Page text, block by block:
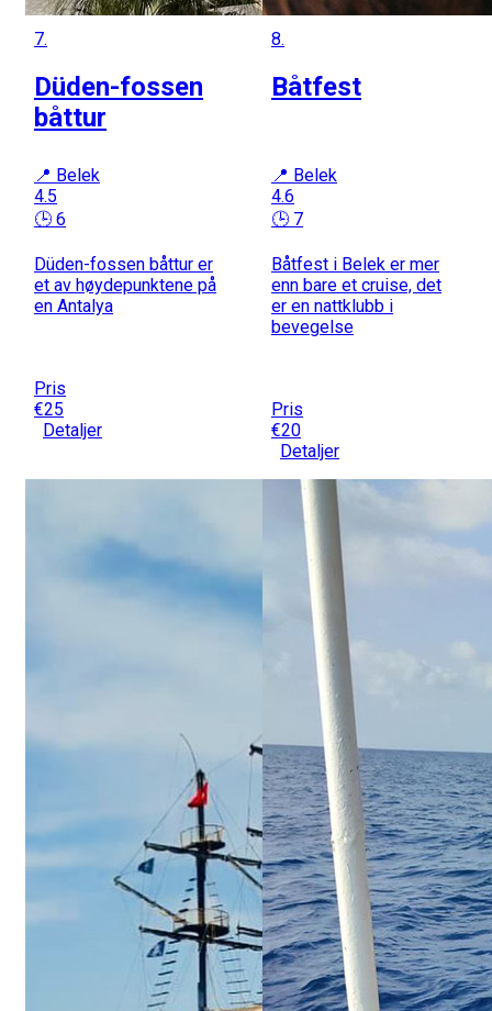
7.
Düden-fossen
båttur
📍 Belek
4.5
🕒 6
Düden-fossen båttur er
et av høydepunktene på
en Antalya
Pris
€25
Detaljer
8.
Båtfest
📍 Belek
4.6
🕒 7
Båtfest i Belek er mer
enn bare et cruise, det
er en nattklubb i
bevegelse
Pris
€20
Detaljer